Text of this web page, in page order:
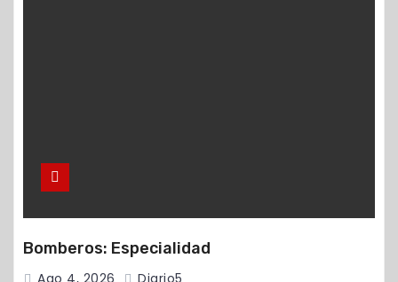
Bomberos: Especialidad
Ago 4, 2026 Diario5